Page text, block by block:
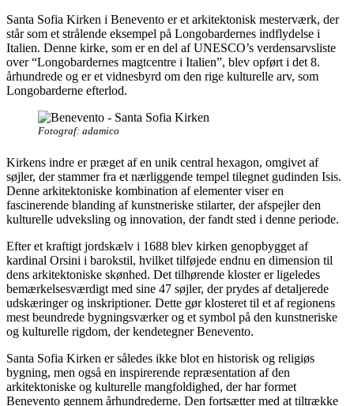
Santa Sofia Kirken i Benevento er et arkitektonisk mesterværk, der
står som et strålende eksempel på Longobardernes indflydelse i
Italien. Denne kirke, som er en del af UNESCO’s verdensarvsliste
over “Longobardernes magtcentre i Italien”, blev opført i det 8.
århundrede og er et vidnesbyrd om den rige kulturelle arv, som
Longobarderne efterlod.
Fotograf: adamico
Kirkens indre er præget af en unik central hexagon, omgivet af
søjler, der stammer fra et nærliggende tempel tilegnet gudinden Isis.
Denne arkitektoniske kombination af elementer viser en
fascinerende blanding af kunstneriske stilarter, der afspejler den
kulturelle udveksling og innovation, der fandt sted i denne periode.
Efter et kraftigt jordskælv i 1688 blev kirken genopbygget af
kardinal Orsini i barokstil, hvilket tilføjede endnu en dimension til
dens arkitektoniske skønhed. Det tilhørende kloster er ligeledes
bemærkelsesværdigt med sine 47 søjler, der prydes af detaljerede
udskæringer og inskriptioner. Dette gør klosteret til et af regionens
mest beundrede bygningsværker og et symbol på den kunstneriske
og kulturelle rigdom, der kendetegner Benevento.
Santa Sofia Kirken er således ikke blot en historisk og religiøs
bygning, men også en inspirerende repræsentation af den
arkitektoniske og kulturelle mangfoldighed, der har formet
Benevento gennem århundrederne. Den fortsætter med at tiltrække